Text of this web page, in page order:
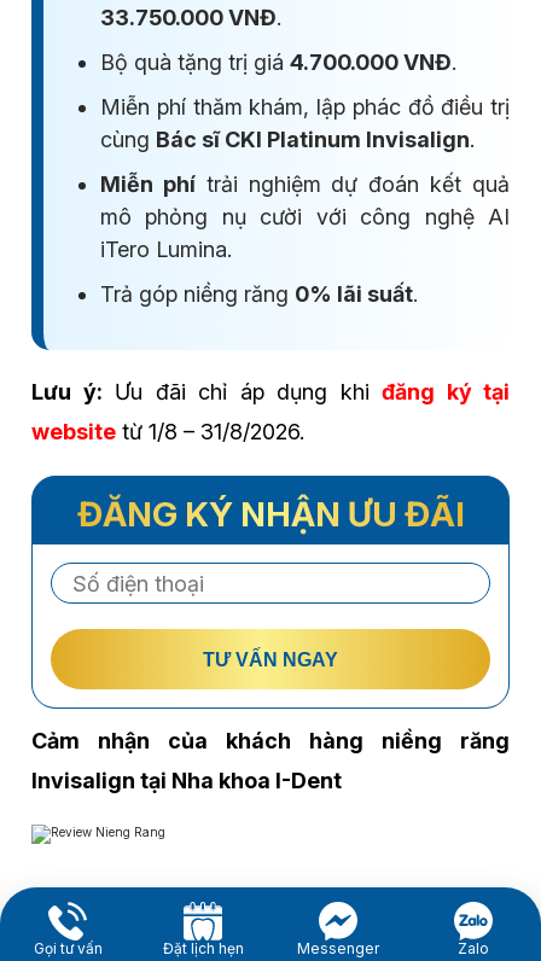
Gọi tư vấn Đặt lịch hẹn Messenger Zalo
33.750.000 VNĐ.
Bộ quà tặng trị giá 4.700.000 VNĐ.
Miễn phí thăm khám, lập phác đồ điều trị
cùng Bác sĩ CKI Platinum Invisalign.
Miễn phítrải nghiệm dự đoán kết quả
mô phỏng nụ cười với công nghệ AI
iTero Lumina.
Trả góp niềng răng 0% lãi suất.
Lưu ý: Ưu đãi chỉ áp dụng khi đăng ký tại
website từ 1/8 – 31/8/2026.
ĐĂNG KÝ NHẬN ƯU ĐÃI
TƯ VẤN NGAY
Cảm nhận của khách hàng niềng răng
Invisalign tại Nha khoa I-Dent